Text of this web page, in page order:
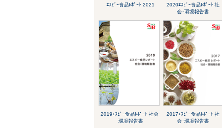
ｴｽﾋﾞｰ食品ﾚﾎﾟｰﾄ 2021
2020ｴｽﾋﾞｰ食品ﾚﾎﾟｰﾄ 社
会･環境報告書
2019ｴｽﾋﾞｰ食品ﾚﾎﾟｰﾄ 社会･
環境報告書
2017ｴｽﾋﾞｰ食品ﾚﾎﾟｰﾄ 社
会･環境報告書